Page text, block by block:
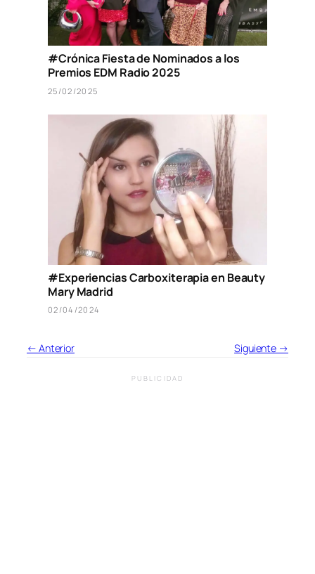
#Crónica Fiesta de Nominados a los
Premios EDM Radio 2025
25/02/2025
#Experiencias Carboxiterapia en Beauty
Mary Madrid
02/04/2024
← Anterior Siguiente →
PUBLICIDAD